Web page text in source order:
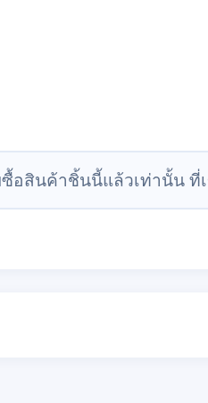
ซื้อสินค้าชิ้นนี้แล้วเท่านั้น